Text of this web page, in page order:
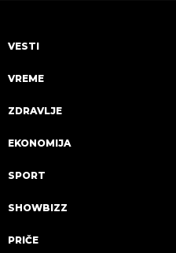
VESTI
VREME
ZDRAVLJE
EKONOMIJA
SPORT
SHOWBIZZ
PRIČE